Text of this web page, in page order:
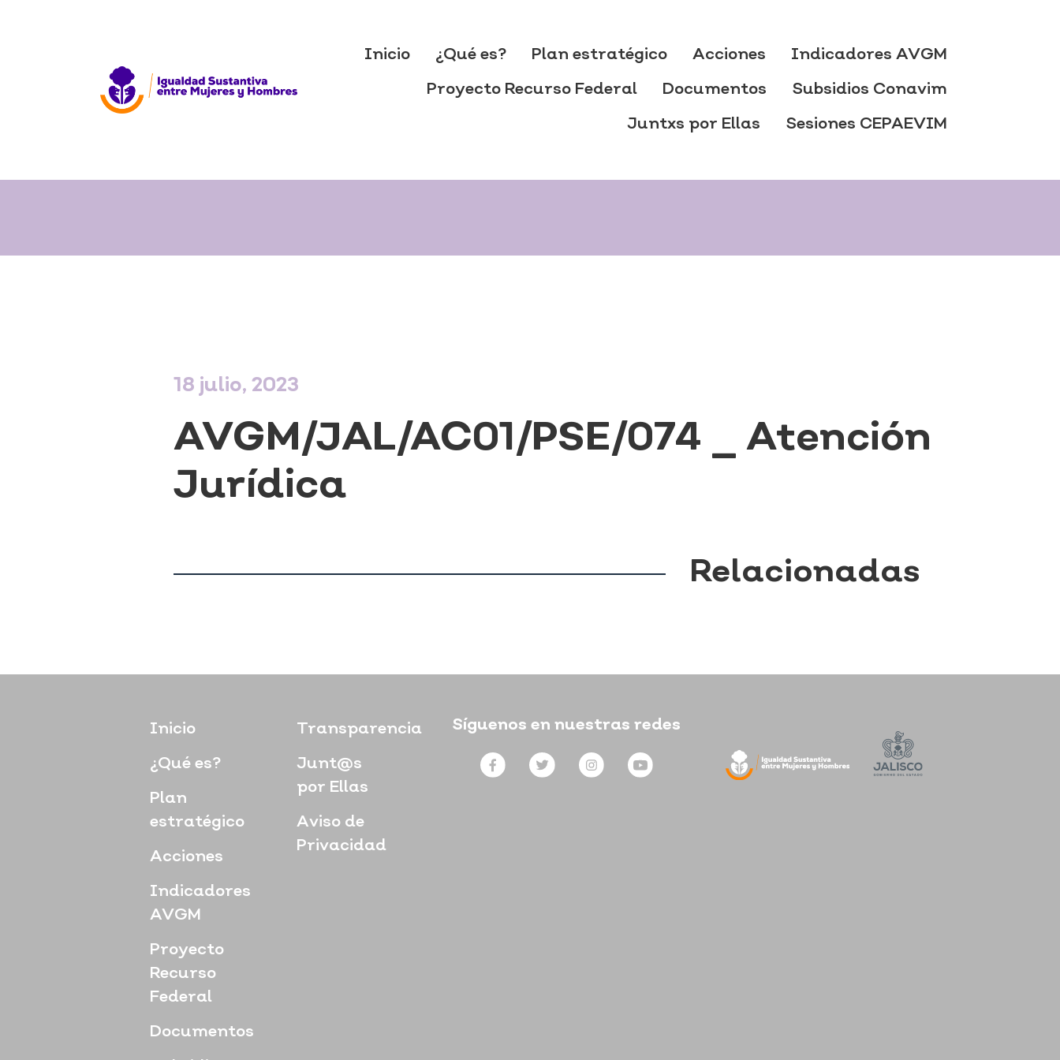
Inicio ¿Qué es? Plan estratégico Acciones Indicadores AVGM
Proyecto Recurso Federal Documentos Subsidios Conavim
Juntxs por Ellas Sesiones CEPAEVIM
18 julio, 2023
AVGM/JAL/AC01/PSE/074 _ Atención
Jurídica
Relacionadas
Inicio
¿Qué es?
Plan
estratégico
Acciones
Indicadores
AVGM
Proyecto
Recurso
Federal
Documentos
Transparencia
Junt@s
por Ellas
Aviso de
Privacidad
Síguenos en nuestras redes